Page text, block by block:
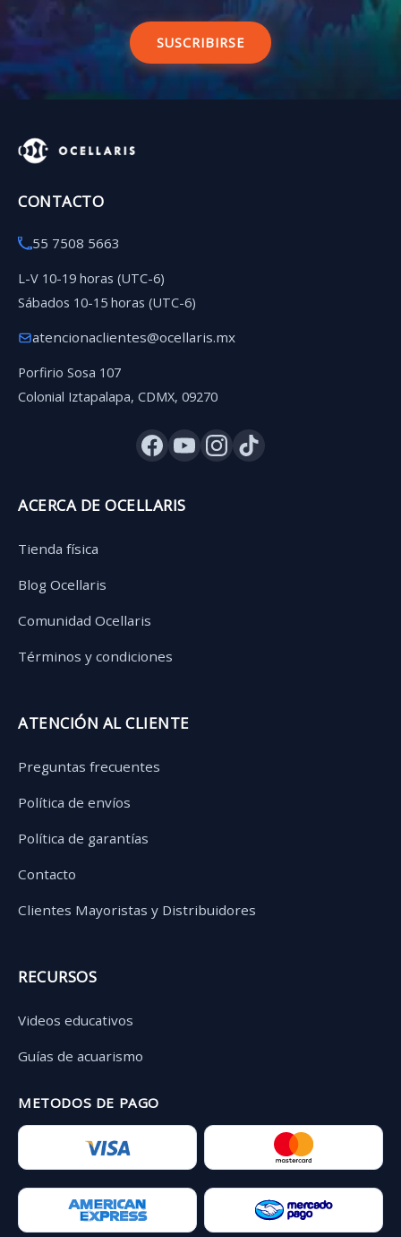
SUSCRIBIRSE
CONTACTO
55 7508 5663
L-V 10-19 horas (UTC-6)
Sábados 10-15 horas (UTC-6)
atencionaclientes@ocellaris.mx
Porfirio Sosa 107
Colonial Iztapalapa, CDMX, 09270
ACERCA DE OCELLARIS
Tienda física
Blog Ocellaris
Comunidad Ocellaris
Términos y condiciones
ATENCIÓN AL CLIENTE
Preguntas frecuentes
Política de envíos
Política de garantías
Contacto
Clientes Mayoristas y Distribuidores
RECURSOS
Videos educativos
Guías de acuarismo
METODOS DE PAGO